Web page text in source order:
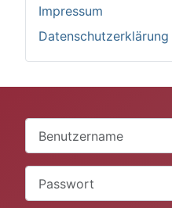
Impressum
Datenschutzerklärung